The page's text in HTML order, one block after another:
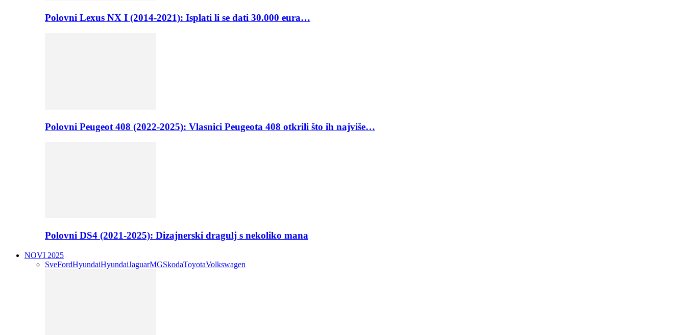
Polovni Lexus NX I (2014-2021): Isplati li se dati 30.000 eura…
Polovni Peugeot 408 (2022-2025): Vlasnici Peugeota 408 otkrili što ih najviše…
Polovni DS4 (2021-2025): Dizajnerski dragulj s nekoliko mana
NOVI 2025
SveFordHyundaiHyundaiJaguarMGSkodaToyotaVolkswagen